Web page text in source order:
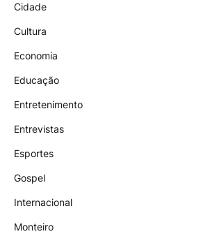
Cidade
Cultura
Economia
Educação
Entretenimento
Entrevistas
Esportes
Gospel
Internacional
Monteiro